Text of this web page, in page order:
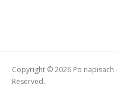
Copyright © 2026 Po napisach
Reserved.